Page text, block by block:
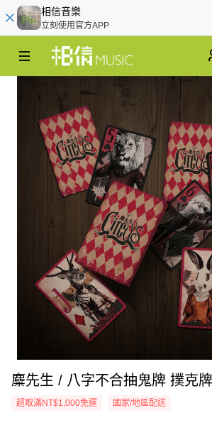
相信音樂
立刻使用官方APP
麋先生 / 八字不合抽鬼牌 撲克
超取滿NT$1,000免運 國家/地區配送